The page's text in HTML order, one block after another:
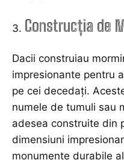
Construcția de
Dacii construiau
impresionante pentru
pe cei decedați.
numele de tumuli sau
adesea construite din
dimensiuni
monumente durabile